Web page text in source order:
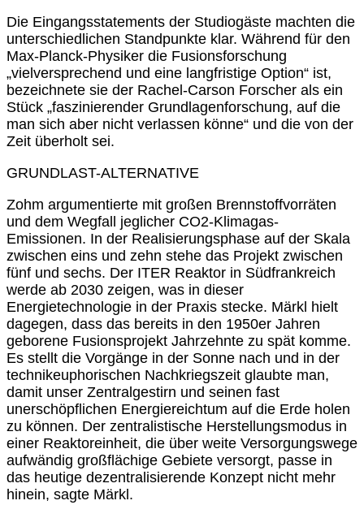
Die Eingangsstatements der Studiogäste machten die
unterschiedlichen Standpunkte klar. Während für den
Max-Planck-Physiker die Fusionsforschung
„vielversprechend und eine langfristige Option“ ist,
bezeichnete sie der Rachel-Carson Forscher als ein
Stück „faszinierender Grundlagenforschung, auf die
man sich aber nicht verlassen könne“ und die von der
Zeit überholt sei.
GRUNDLAST-ALTERNATIVE
Zohm argumentierte mit großen Brennstoffvorräten
und dem Wegfall jeglicher CO2-Klimagas-
Emissionen. In der Realisierungsphase auf der Skala
zwischen eins und zehn stehe das Projekt zwischen
fünf und sechs. Der ITER Reaktor in Südfrankreich
werde ab 2030 zeigen, was in dieser
Energietechnologie in der Praxis stecke. Märkl hielt
dagegen, dass das bereits in den 1950er Jahren
geborene Fusionsprojekt Jahrzehnte zu spät komme.
Es stellt die Vorgänge in der Sonne nach und in der
technikeuphorischen Nachkriegszeit glaubte man,
damit unser Zentralgestirn und seinen fast
unerschöpflichen Energiereichtum auf die Erde holen
zu können. Der zentralistische Herstellungsmodus in
einer Reaktoreinheit, die über weite Versorgungswege
aufwändig großflächige Gebiete versorgt, passe in
das heutige dezentralisierende Konzept nicht mehr
hinein, sagte Märkl.